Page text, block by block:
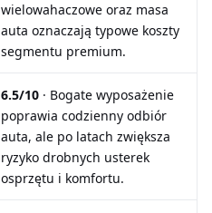
wielowahaczowe oraz masa
auta oznaczają typowe koszty
segmentu premium.
6.5/10 · Bogate wyposażenie
poprawia codzienny odbiór
auta, ale po latach zwiększa
ryzyko drobnych usterek
osprzętu i komfortu.